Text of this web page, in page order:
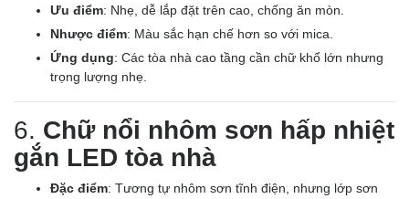
Ưu điểm: Nhẹ, dễ lắp đặt trên cao, chống ăn mòn.
Nhược điểm: Màu sắc hạn chế hơn so với mica.
Ứng dụng: Các tòa nhà cao tầng cần chữ khổ lớn nhưng
trọng lượng nhẹ.
6. Chữ nổi nhôm sơn hấp nhiệt
gắn LED tòa nhà
Đặc điểm: Tương tự nhôm sơn tĩnh điện, nhưng lớp sơn